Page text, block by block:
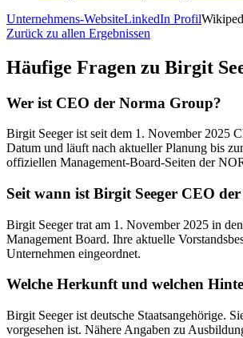
Unternehmens-WebsiteLinkedIn Profil
Zurück zu allen Ergebnissen
Häufige Fragen zu Birgit
Wer ist CEO der Norma Group?
Birgit Seeger ist seit dem 1. November 2025
Datum und läuft nach aktueller Planung bis
offiziellen Management-Board-Seiten der
Seit wann ist Birgit Seeger CEO
Birgit Seeger trat am 1. November 2025 in
Management Board. Ihre aktuelle
Unternehmen eingeordnet.
Welche Herkunft und welchen
Birgit Seeger ist deutsche Staatsangehörige.
vorgesehen ist. Nähere Angaben zu